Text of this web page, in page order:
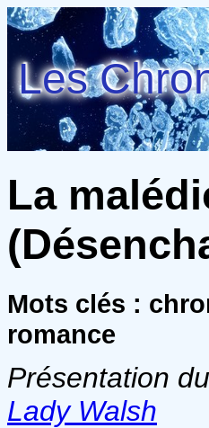
Les
La
Mots clés :
romance
Présentation
Lady Walsh